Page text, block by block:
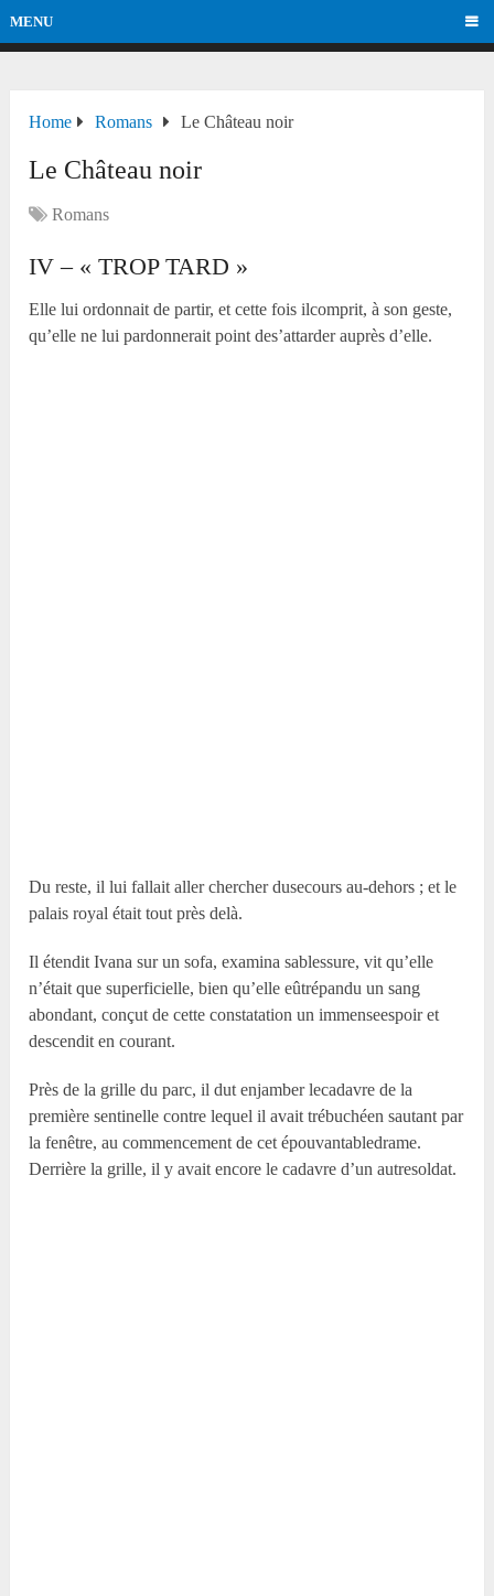
MENU
Home Romans Le Château noir
Le Château noir
Romans
IV – « TROP TARD »
Elle lui ordonnait de partir, et cette fois ilcomprit, à son geste,
qu’elle ne lui pardonnerait point des’attarder auprès d’elle.
Du reste, il lui fallait aller chercher dusecours au-dehors ; et le
palais royal était tout près delà.
Il étendit Ivana sur un sofa, examina sablessure, vit qu’elle
n’était que superficielle, bien qu’elle eûtrépandu un sang
abondant, conçut de cette constatation un immenseespoir et
descendit en courant.
Près de la grille du parc, il dut enjamber lecadavre de la
première sentinelle contre lequel il avait trébuchéen sautant par
la fenêtre, au commencement de cet épouvantabledrame.
Derrière la grille, il y avait encore le cadavre d’un autresoldat.